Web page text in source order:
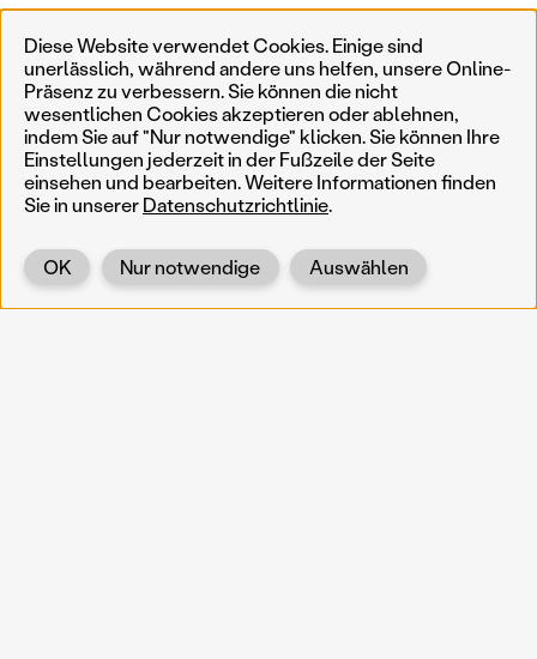
Diese Website verwendet Cookies. Einige sind
unerlässlich, während andere uns helfen, unsere Online-
Präsenz zu verbessern. Sie können die nicht
wesentlichen Cookies akzeptieren oder ablehnen,
indem Sie auf "Nur notwendige" klicken. Sie können Ihre
Einstellungen jederzeit in der Fußzeile der Seite
einsehen und bearbeiten. Weitere Informationen finden
Sie in unsererDatenschutzrichtlinie.
Auswählen
Nur notwendige
OK